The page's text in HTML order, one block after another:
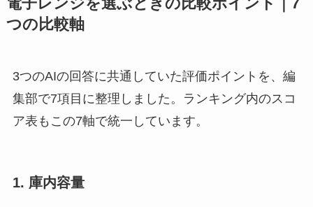
電子レンジを選ぶときの比較ポイント｜7
つの比較軸
3つのAIの回答に共通していた評価ポイントを、編
集部で7項目に整理しました。ランキング内のスコ
ア表もこの7軸で統一しています。
1. 庫内容量